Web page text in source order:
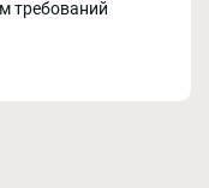
требований